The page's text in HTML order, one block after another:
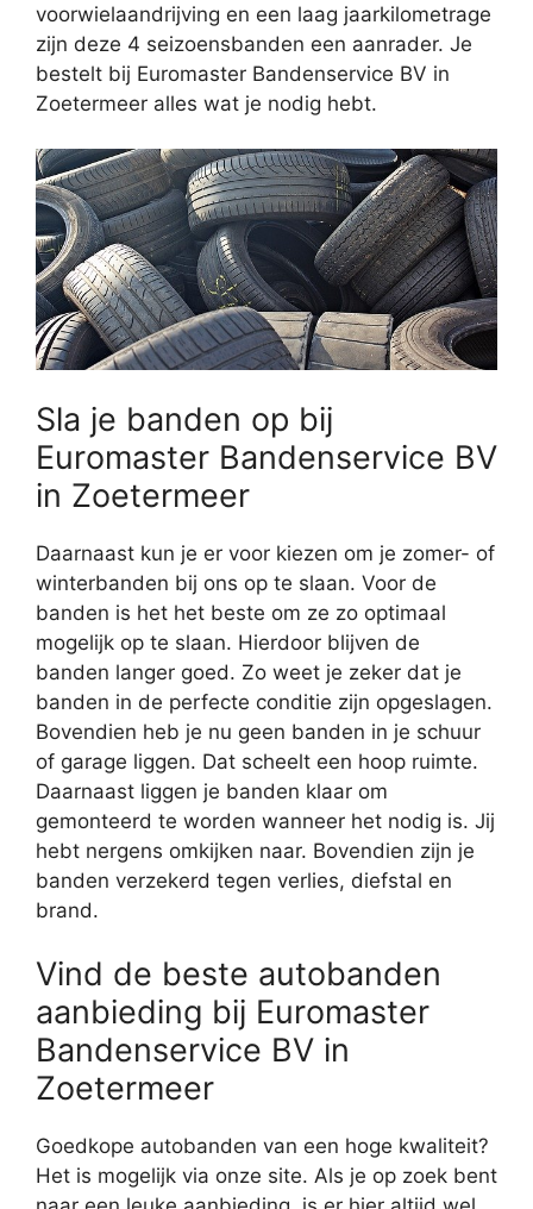
voorwielaandrijving en een laag jaarkilometrage
zijn deze 4 seizoensbanden een aanrader. Je
bestelt bij Euromaster Bandenservice BV in
Zoetermeer alles wat je nodig hebt.
Sla je banden op bij
Euromaster Bandenservice BV
in Zoetermeer
Daarnaast kun je er voor kiezen om je zomer- of
winterbanden bij ons op te slaan. Voor de
banden is het het beste om ze zo optimaal
mogelijk op te slaan. Hierdoor blijven de
banden langer goed. Zo weet je zeker dat je
banden in de perfecte conditie zijn opgeslagen.
Bovendien heb je nu geen banden in je schuur
of garage liggen. Dat scheelt een hoop ruimte.
Daarnaast liggen je banden klaar om
gemonteerd te worden wanneer het nodig is. Jij
hebt nergens omkijken naar. Bovendien zijn je
banden verzekerd tegen verlies, diefstal en
brand.
Vind de beste autobanden
aanbieding bij Euromaster
Bandenservice BV in
Zoetermeer
Goedkope autobanden van een hoge kwaliteit?
Het is mogelijk via onze site. Als je op zoek bent